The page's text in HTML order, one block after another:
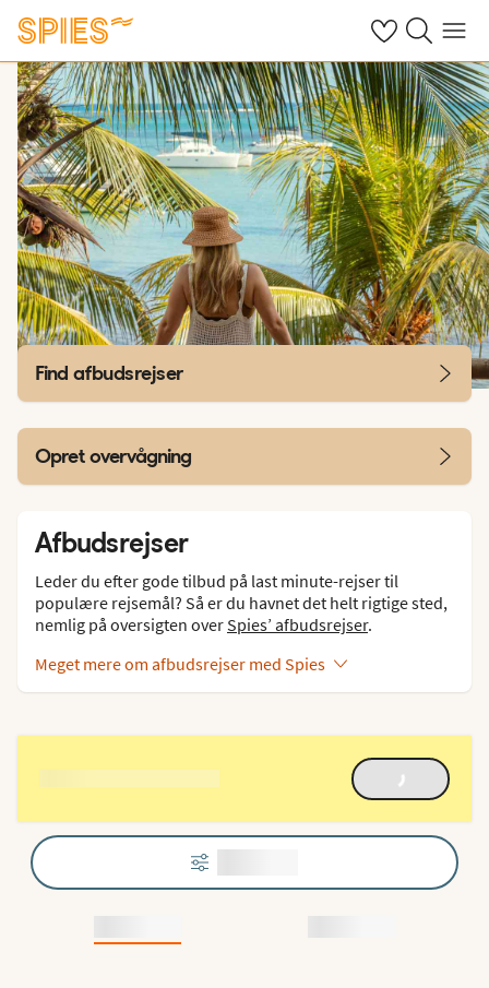
Se dine gemte
Søg påMenu
Find afbudsrejser
Opret overvågning
Afbudsrejser
Leder du efter gode tilbud på last minute-rejser til
populære rejsemål? Så er du havnet det helt rigtige sted,
nemlig på oversigten over Spies’ afbudsrejser.
Meget mere om afbudsrejser med Spies